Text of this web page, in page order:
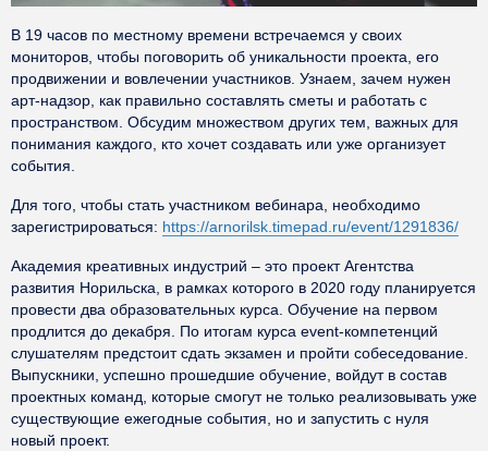
В 19 часов по местному времени встречаемся у своих
мониторов, чтобы поговорить об уникальности проекта, его
продвижении и вовлечении участников. Узнаем, зачем нужен
арт-надзор, как правильно составлять сметы и работать с
пространством. Обсудим множеством других тем, важных для
понимания каждого, кто хочет создавать или уже организует
события.
Для того, чтобы стать участником вебинара, необходимо
зарегистрироваться: https://arnorilsk.timepad.ru/event/1291836/
Академия креативных индустрий – это проект Агентства
развития Норильска, в рамках которого в 2020 году планируется
провести два образовательных курса. Обучение на первом
продлится до декабря. По итогам курса event-компетенций
слушателям предстоит сдать экзамен и пройти собеседование.
Выпускники, успешно прошедшие обучение, войдут в состав
проектных команд, которые смогут не только реализовывать уже
существующие ежегодные события, но и запустить с нуля
новый проект.